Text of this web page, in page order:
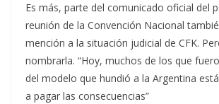
Es más, parte del comunicado oficial del
reunión de la Convención Nacional
mención a la situación judicial de CFK.
nombrarla. “Hoy, muchos de los que
del modelo que hundió a la Argentina
a pagar las consecuencias”